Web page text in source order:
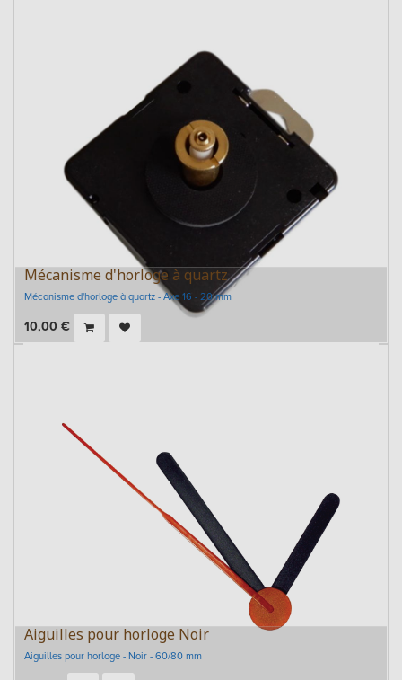
Mécanisme d'horloge à quartz
Mécanisme d'horloge à quartz - Axe 16 - 20 mm
10,00 €
Aiguilles pour horloge Noir
Aiguilles pour horloge - Noir - 60/80 mm